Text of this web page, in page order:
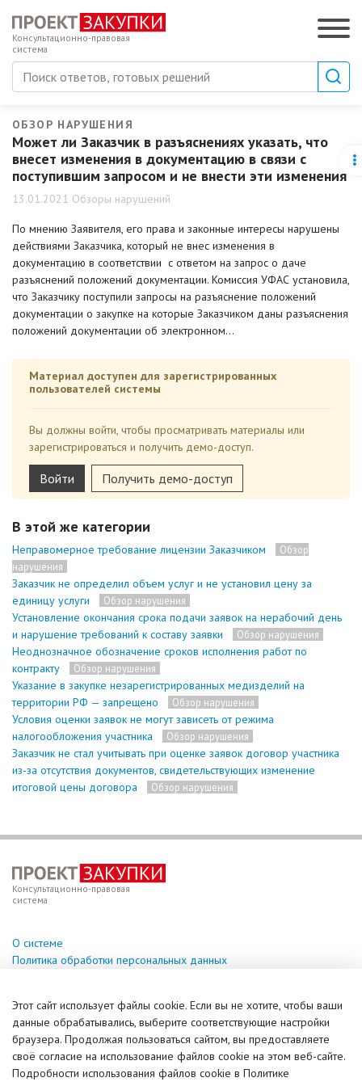
Консультационно-правовая
система
ОБЗОР НАРУШЕНИЯ
Может ли Заказчик в разъяснениях указать, что
внесет изменения в документацию в связи с
поступившим запросом и не внести эти изменения
13.01.2021 Обзоры нарушений
По мнению Заявителя, его права и законные интересы нарушены
действиями Заказчика, который не внес изменения в
документацию в соответствии с ответом на запрос о даче
разъяснений положений документации. Комиссия УФАС установила,
что Заказчику поступили запросы на разъяснение положений
документации о закупке на которые Заказчиком даны разъяснения
положений документации об электронном…
Материал доступен для зарегистрированных
пользователей системы
Вы должны войти, чтобы просматривать материалы или
зарегистрироваться и получить демо-доступ.
Войти Получить демо-доступ
В этой же категории
Неправомерное требование лицензии Заказчиком
Обзор
нарушения
Заказчик не определил объем услуг и не установил цену за
единицу услуги
Обзор нарушения
Установление окончания срока подачи заявок на нерабочий день
и нарушение требований к составу заявки
Обзор нарушения
Неоднозначное обозначение сроков исполнения работ по
контракту
Обзор нарушения
Указание в закупке незарегистрированных медизделий на
территории РФ — запрещено
Обзор нарушения
Условия оценки заявок не могут зависеть от режима
налогообложения участника
Обзор нарушения
Заказчик не стал учитывать при оценке заявок договор участника
из-за отсутствия документов, свидетельствующих изменение
итоговой цены договора
Обзор нарушения
Консультационно-правовая
система
О системе
Политика обработки персональных данных
help@vzakupki.su
Справочная информация
© ИПКУ, 2017-2026. Все права защищены
Этот сайт использует файлы cookie. Если вы не хотите, чтобы ваши
данные обрабатывались, выберите соответствующие настройки
браузера. Продолжая пользоваться сайтом, вы предоставляете
своё согласие на использование файлов cookie на этом веб-сайте.
Подробности использования файлов cookie в Политике